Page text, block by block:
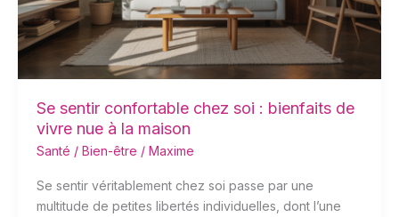
Se sentir confortable chez soi : bienfaits de
vivre nue à la maison
Santé / Bien-être / Maxime
Se sentir véritablement chez soi passe par une
multitude de petites libertés individuelles, dont l’une
bienfaits
de
vivre
la
maison